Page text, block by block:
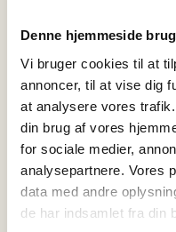
Denne hjemmeside
Vi bruger cookies til at
annoncer, til at vise dig
at analysere vores
din brug af vores
for sociale medier,
analysepartnere. Vores
data med andre
de har indsamlet fra din
God mad kan meget mere
samle mennesker, skabe
samtalerne…